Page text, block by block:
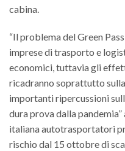
cabina.
“Il problema del Green
imprese di trasporto e
economici, tuttavia gli
ricadranno soprattutto
importanti ripercussioni
dura prova dalla
italiana autotrasportatori
rischio dal 15 ottobre di